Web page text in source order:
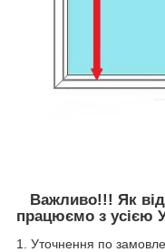
Важливо!!! Як
працюємо з усією
1. Уточнення по